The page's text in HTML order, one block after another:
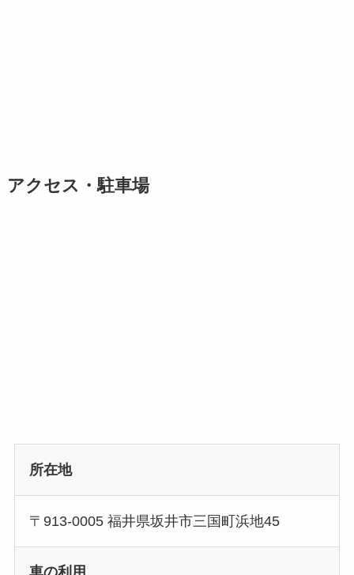
アクセス・駐車場
所在地
〒913-0005 福井県坂井市三国町浜地45